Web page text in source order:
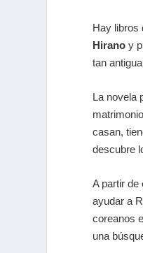
Hay libros
Hirano y
tan
La novela
casan,
descubre
A partir de
ayudar a
coreanos
una